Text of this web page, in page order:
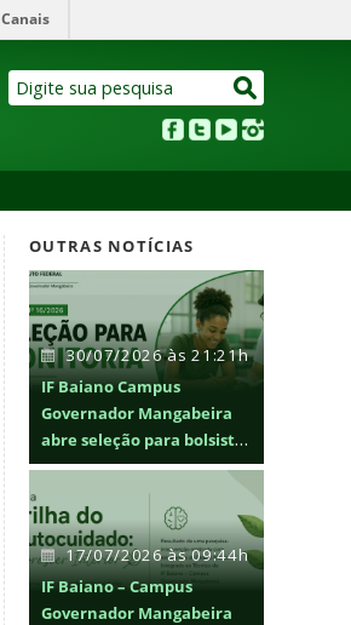
Canais
OUTRAS NOTÍCIAS
30/07/2026 às 21:21h
IF Baiano Campus
Governador Mangabeira
abre seleção para bolsistas
de monitoria
17/07/2026 às 09:44h
IF Baiano – Campus
Governador Mangabeira